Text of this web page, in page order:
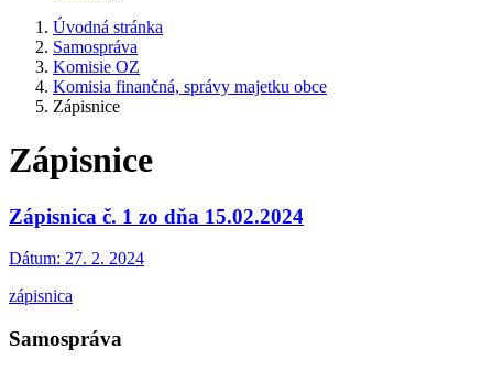
Úvodná stránka
Samospráva
Komisie OZ
Komisia finančná, správy majetku obce
Zápisnice
Zápisnice
Zápisnica č. 1 zo dňa 15.02.2024
Dátum: 27. 2. 2024
zápisnica
Samospráva